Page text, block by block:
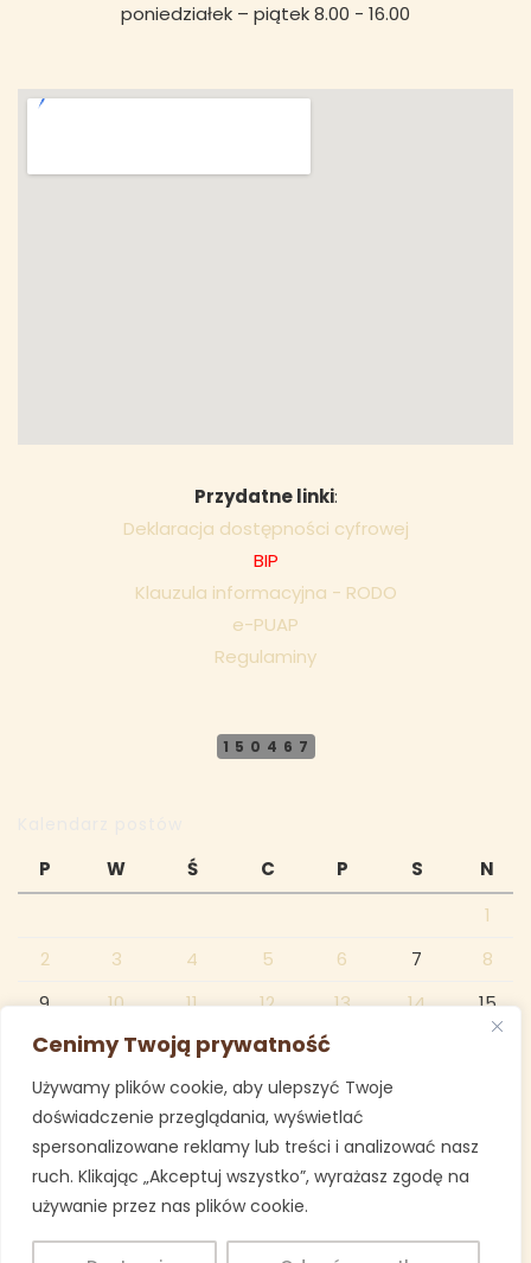
Cenimy Twoją prywatność
Używamy plików cookie, aby ulepszyć Twoje
doświadczenie przeglądania, wyświetlać
spersonalizowane reklamy lub treści i analizować nasz
ruch. Klikając „Akceptuj wszystko”, wyrażasz zgodę na
używanie przez nas plików cookie.
poniedziałek – piątek 8.00 - 16.00
Przydatne linki:
Deklaracja dostępności cyfrowej
BIP
Klauzula informacyjna - RODO
e-PUAP
Regulaminy
150467
październik 2023
P W Ś C P S
N
1
2
3 4 5 6 7
8
9
10 11 12 13 14
15
16
17 18 19
23
24 25 26 27
31